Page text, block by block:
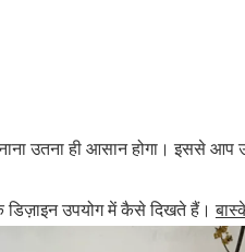
उतना ही आसान होगा। इससे आप
उपयोग में कैसे दिखते हैं।